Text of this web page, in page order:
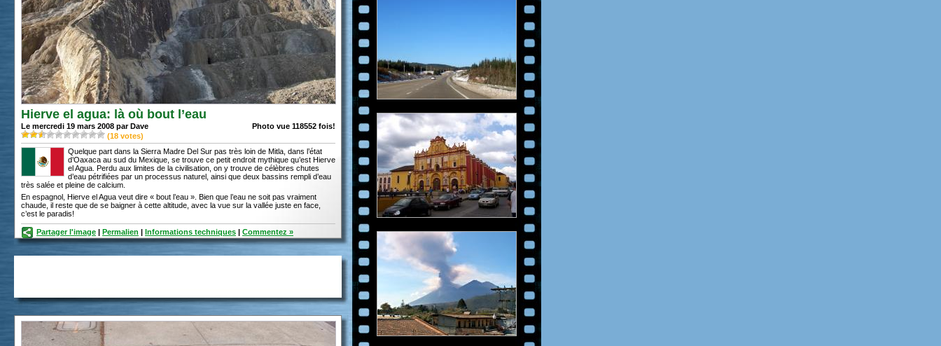
Hierve el agua: là où bout l’eau
Photo vue 118552 fois!
Le mercredi 19 mars 2008 par Dave
(18 votes)
Quelque part dans la Sierra Madre Del Sur pas très loin de Mitla, dans l’état
d’Oaxaca au sud du Mexique, se trouve ce petit endroit mythique qu’est Hierve
el Agua. Perdu aux limites de la civilisation, on y trouve de célèbres chutes
d’eau pétrifiées par un processus naturel, ainsi que deux bassins rempli d’eau
très salée et pleine de calcium.
En espagnol, Hierve el Agua veut dire « bout l’eau ». Bien que l’eau ne soit pas vraiment
chaude, il reste que de se baigner à cette altitude, avec la vue sur la vallée juste en face,
c’est le paradis!
Partager l'image | Permalien | Informations techniques | Commentez »